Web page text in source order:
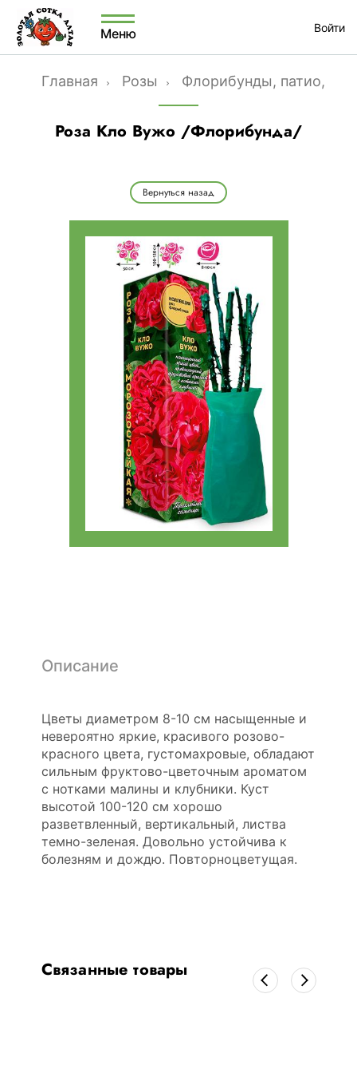
Меню Войти
Главная Розы Флорибунды, патио,
Роза Кло Вужо /Флорибунда/
Вернуться назад
Описание
Цветы диаметром 8-10 см насыщенные и
невероятно яркие, красивого розово-
красного цвета, густомахровые, обладают
сильным фруктово-цветочным ароматом
с нотками малины и клубники. Куст
высотой 100-120 см хорошо
разветвленный, вертикальный, листва
темно-зеленая. Довольно устойчива к
болезням и дождю. Повторноцветущая.
Связанные товары